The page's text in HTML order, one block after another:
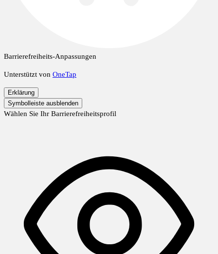
Barrierefreiheits-Anpassungen
Unterstützt von OneTap
Erklärung
Symbolleiste ausblenden
Wählen Sie Ihr Barrierefreiheitsprofil